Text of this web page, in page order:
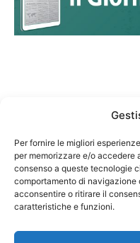
Per fornire le migliori
per memorizzare e/o accedere
consenso a queste tecnologie
comportamento di navigazione
acconsentire o ritirare il
caratteristiche e funzioni.
Federazione
codice
Responsabile sito